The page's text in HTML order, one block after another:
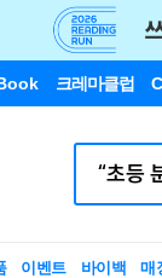
크레마클럽
이벤트 바이백 매